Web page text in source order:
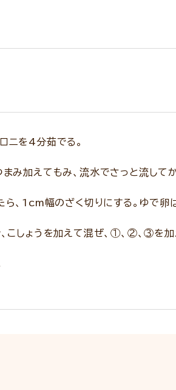
ニを4分茹でる。
み加えてもみ、流水でさっと流して
、1cm幅のざく切りにする。ゆで卵
こしょうを加えて混ぜ、①、②、③を加